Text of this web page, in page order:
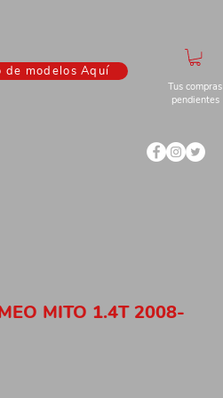
de modelos Aquí
Tus compras
pendientes
MITO 1.4T 2008-